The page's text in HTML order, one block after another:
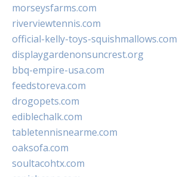
morseysfarms.com
riverviewtennis.com
official-kelly-toys-squishmallows.com
displaygardenonsuncrest.org
bbq-empire-usa.com
feedstoreva.com
drogopets.com
ediblechalk.com
tabletennisnearme.com
oaksofa.com
soultacohtx.com